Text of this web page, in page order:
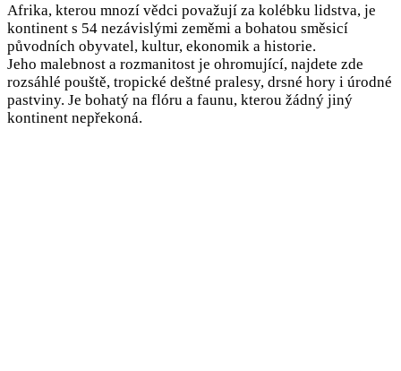
Afrika, kterou mnozí vědci považují za kolébku lidstva, je
kontinent s 54 nezávislými zeměmi a bohatou směsicí
původních obyvatel, kultur, ekonomik a historie.
Jeho malebnost a rozmanitost je ohromující, najdete zde
rozsáhlé pouště, tropické deštné pralesy, drsné hory i úrodné
pastviny. Je bohatý na flóru a faunu, kterou žádný jiný
kontinent nepřekoná.